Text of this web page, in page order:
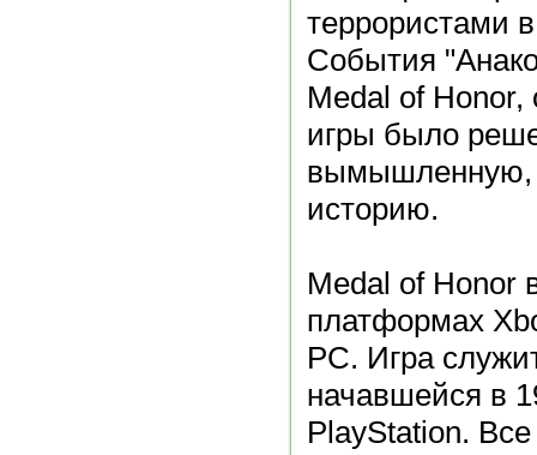
террористами
События
Medal of Honor,
игры было
вымышленную,
историю.
Medal of Honor
платформах
PC. Игра
начавшейся в
PlayStation.